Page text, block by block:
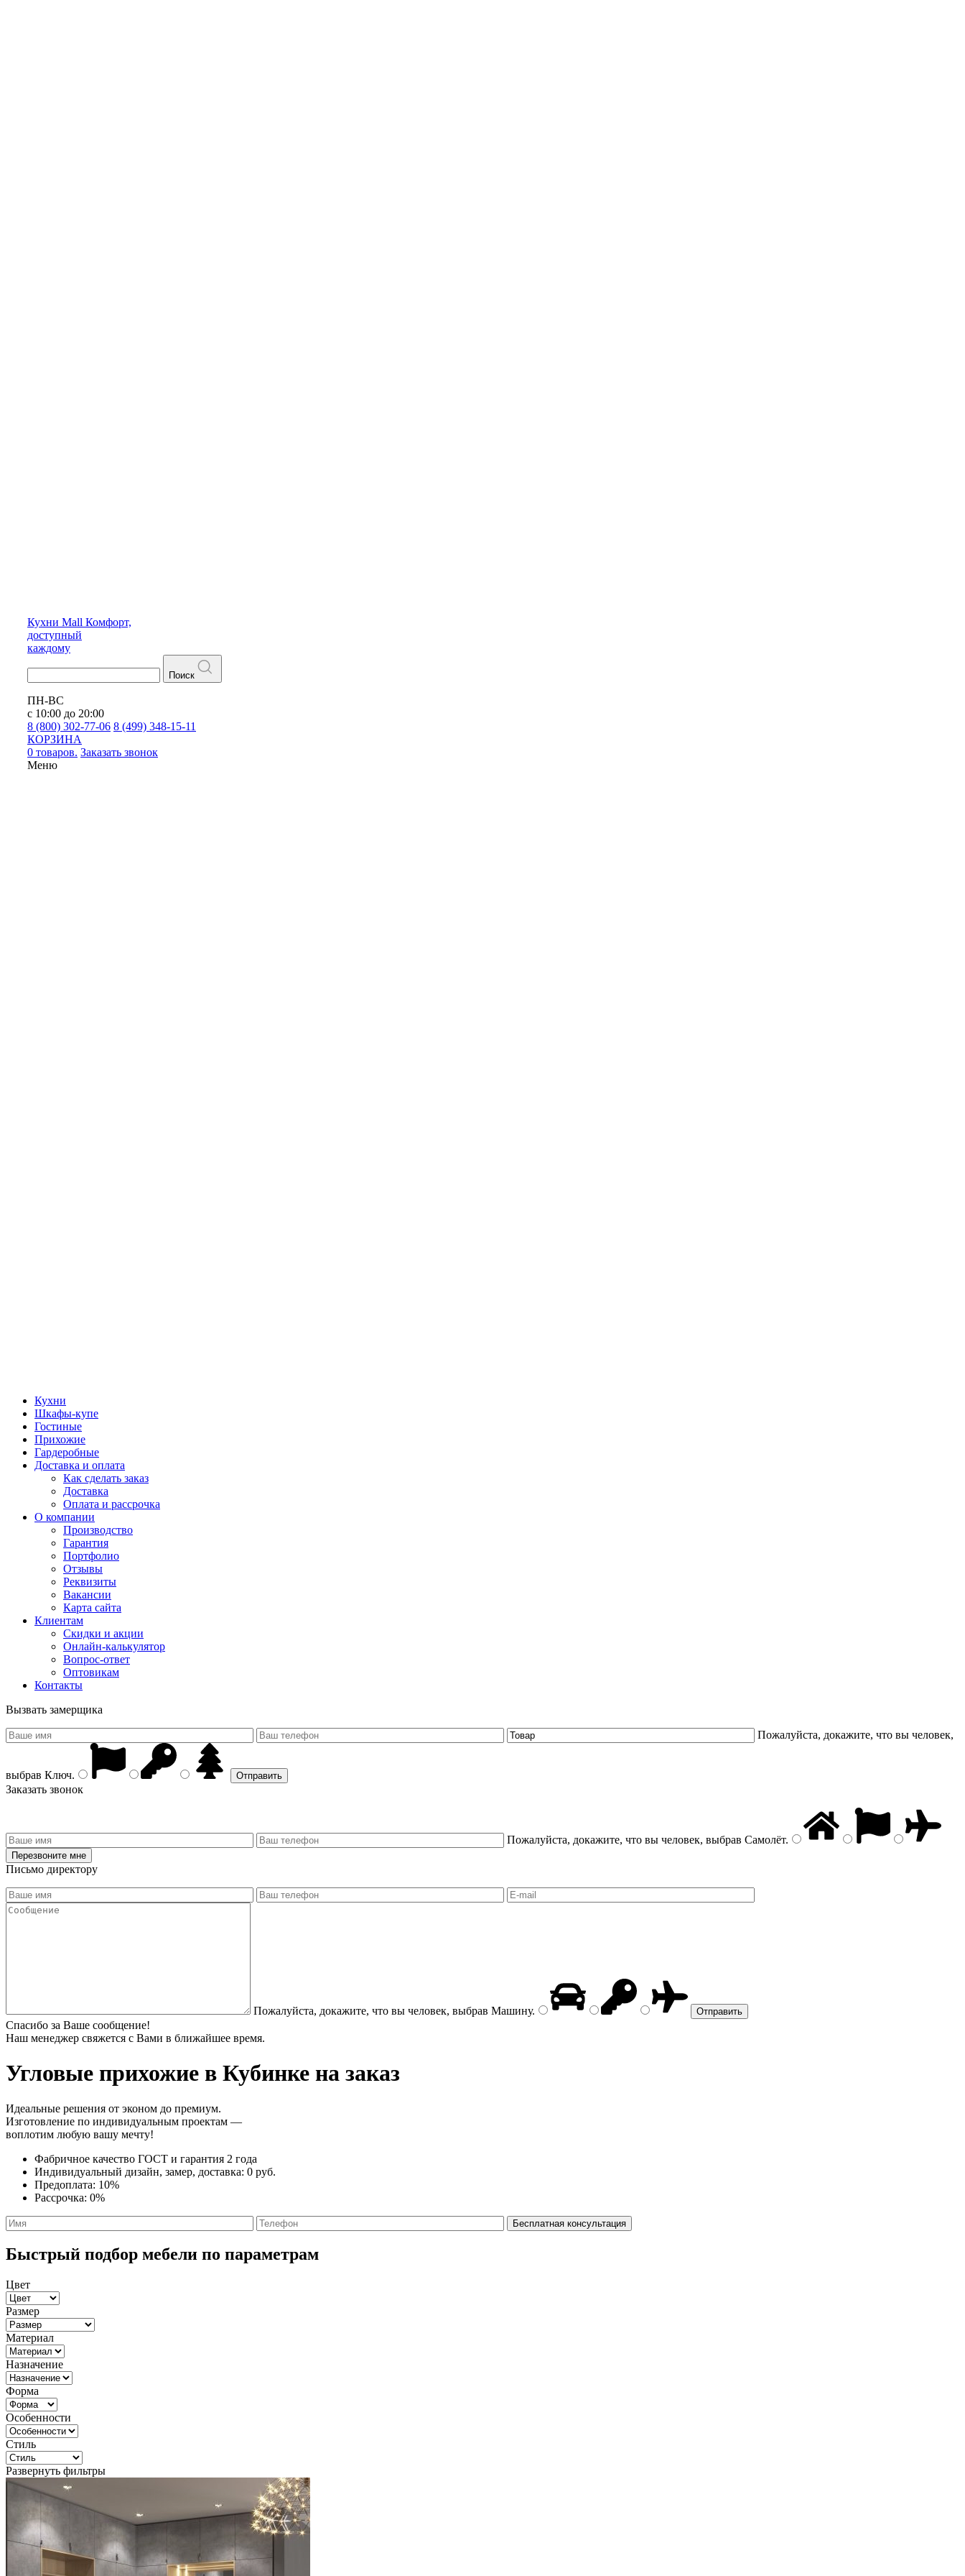
Кухни Mall Комфорт,
доступный
каждому
Поиск
ПН-ВС
с 10:00 до 20:00
8 (800) 302-77-06 8 (499) 348-15-11
КОРЗИНА
0 товаров. Заказать звонок
Меню
Кухни
Шкафы-купе
Гостиные
Прихожие
Гардеробные
Доставка и оплата
Как сделать заказ
Доставка
Оплата и рассрочка
О компании
Производство
Гарантия
Портфолио
Отзывы
Реквизиты
Вакансии
Карта сайта
Клиентам
Скидки и акции
Онлайн-калькулятор
Вопрос-ответ
Оптовикам
Контакты
Вызвать замерщика
Пожалуйста, докажите, что вы человек,
выбрав Ключ.
Заказать звонок
Пожалуйста, докажите, что вы человек, выбрав Самолёт.
Письмо директору
Пожалуйста, докажите, что вы человек, выбрав Машину.
Спасибо за Ваше сообщение!
Наш менеджер свяжется с Вами в ближайшее время.
Угловые прихожие в Кубинке на заказ
Идеальные решения от эконом до премиум.
Изготовление по индивидуальным проектам —
воплотим любую вашу мечту!
Фабричное качество ГОСТ и гарантия 2 года
Индивидуальный дизайн, замер, доставка: 0 руб.
Предоплата: 10%
Рассрочка: 0%
Быстрый подбор мебели по параметрам
Цвет
Размер
Материал
Назначение
Форма
Особенности
Стиль
Развернуть фильтры